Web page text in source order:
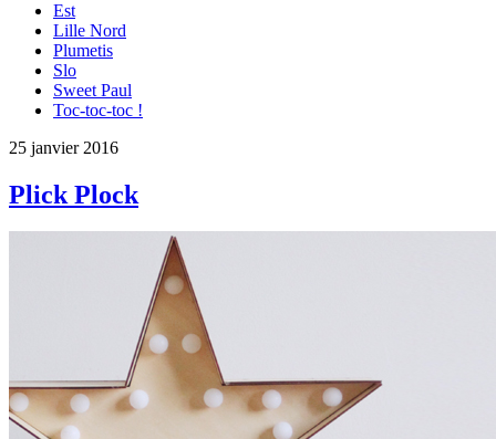
Est
Lille Nord
Plumetis
Slo
Sweet Paul
Toc-toc-toc !
25 janvier 2016
Plick Plock